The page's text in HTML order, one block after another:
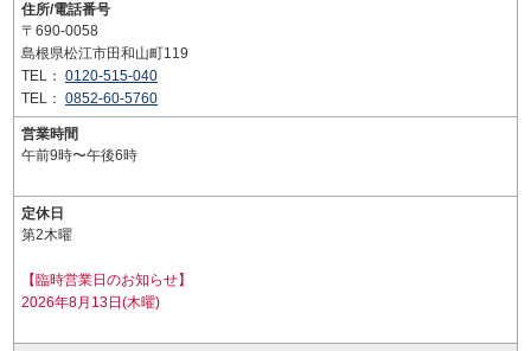
住所/電話番号
〒690-0058
島根県松江市田和山町119
TEL： 0120-515-040
TEL： 0852-60-5760
営業時間
午前9時〜午後6時
定休日
第2木曜
【臨時営業日のお知らせ】
2026年8月13日(木曜)